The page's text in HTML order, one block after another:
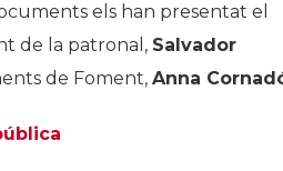
els han presentat el
de la patronal, Salvador
de Foment, Anna